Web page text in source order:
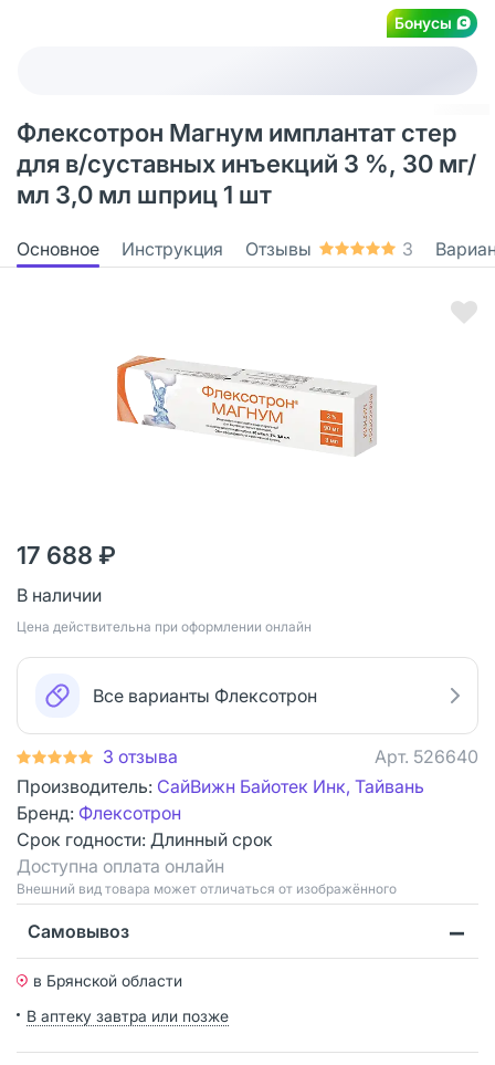
Бонусы
Флексотрон Магнум имплантат стер
для в/суставных инъекций 3 %, 30 мг/
мл 3,0 мл шприц 1 шт
Основное Инструкция Отзывы 3
17 688 ₽
В наличии
Цена действительна при оформлении онлайн
Все варианты Флексотрон
3 отзыва Арт. 526640
Производитель: СайВижн Байотек Инк, Тайвань
Бренд: Флексотрон
Срок годности: Длинный срок
Доступна оплата онлайн
Bнешний вид товара может отличаться от изображённого
Самовывоз
в Брянской области
В аптеку завтра или позже